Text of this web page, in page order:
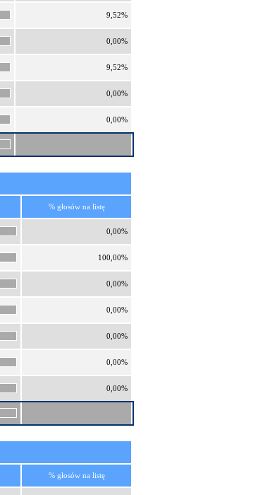
9,52%
0,00%
9,52%
0,00%
0,00%
% głosów na listę
0,00%
100,00%
0,00%
0,00%
0,00%
0,00%
0,00%
% głosów na listę